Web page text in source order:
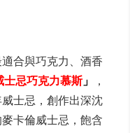
合與巧克力、酒香
士忌巧克力慕斯」
，
士忌，創作出深沈
卡倫威士忌，飽含